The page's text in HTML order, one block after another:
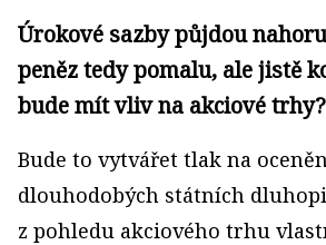
Úrokové sazby půjdou
peněz tedy pomalu, ale jistě
bude mít vliv na akciové trhy?
Bude to vytvářet tlak na
dlouhodobých státních
z pohledu akciového trhu